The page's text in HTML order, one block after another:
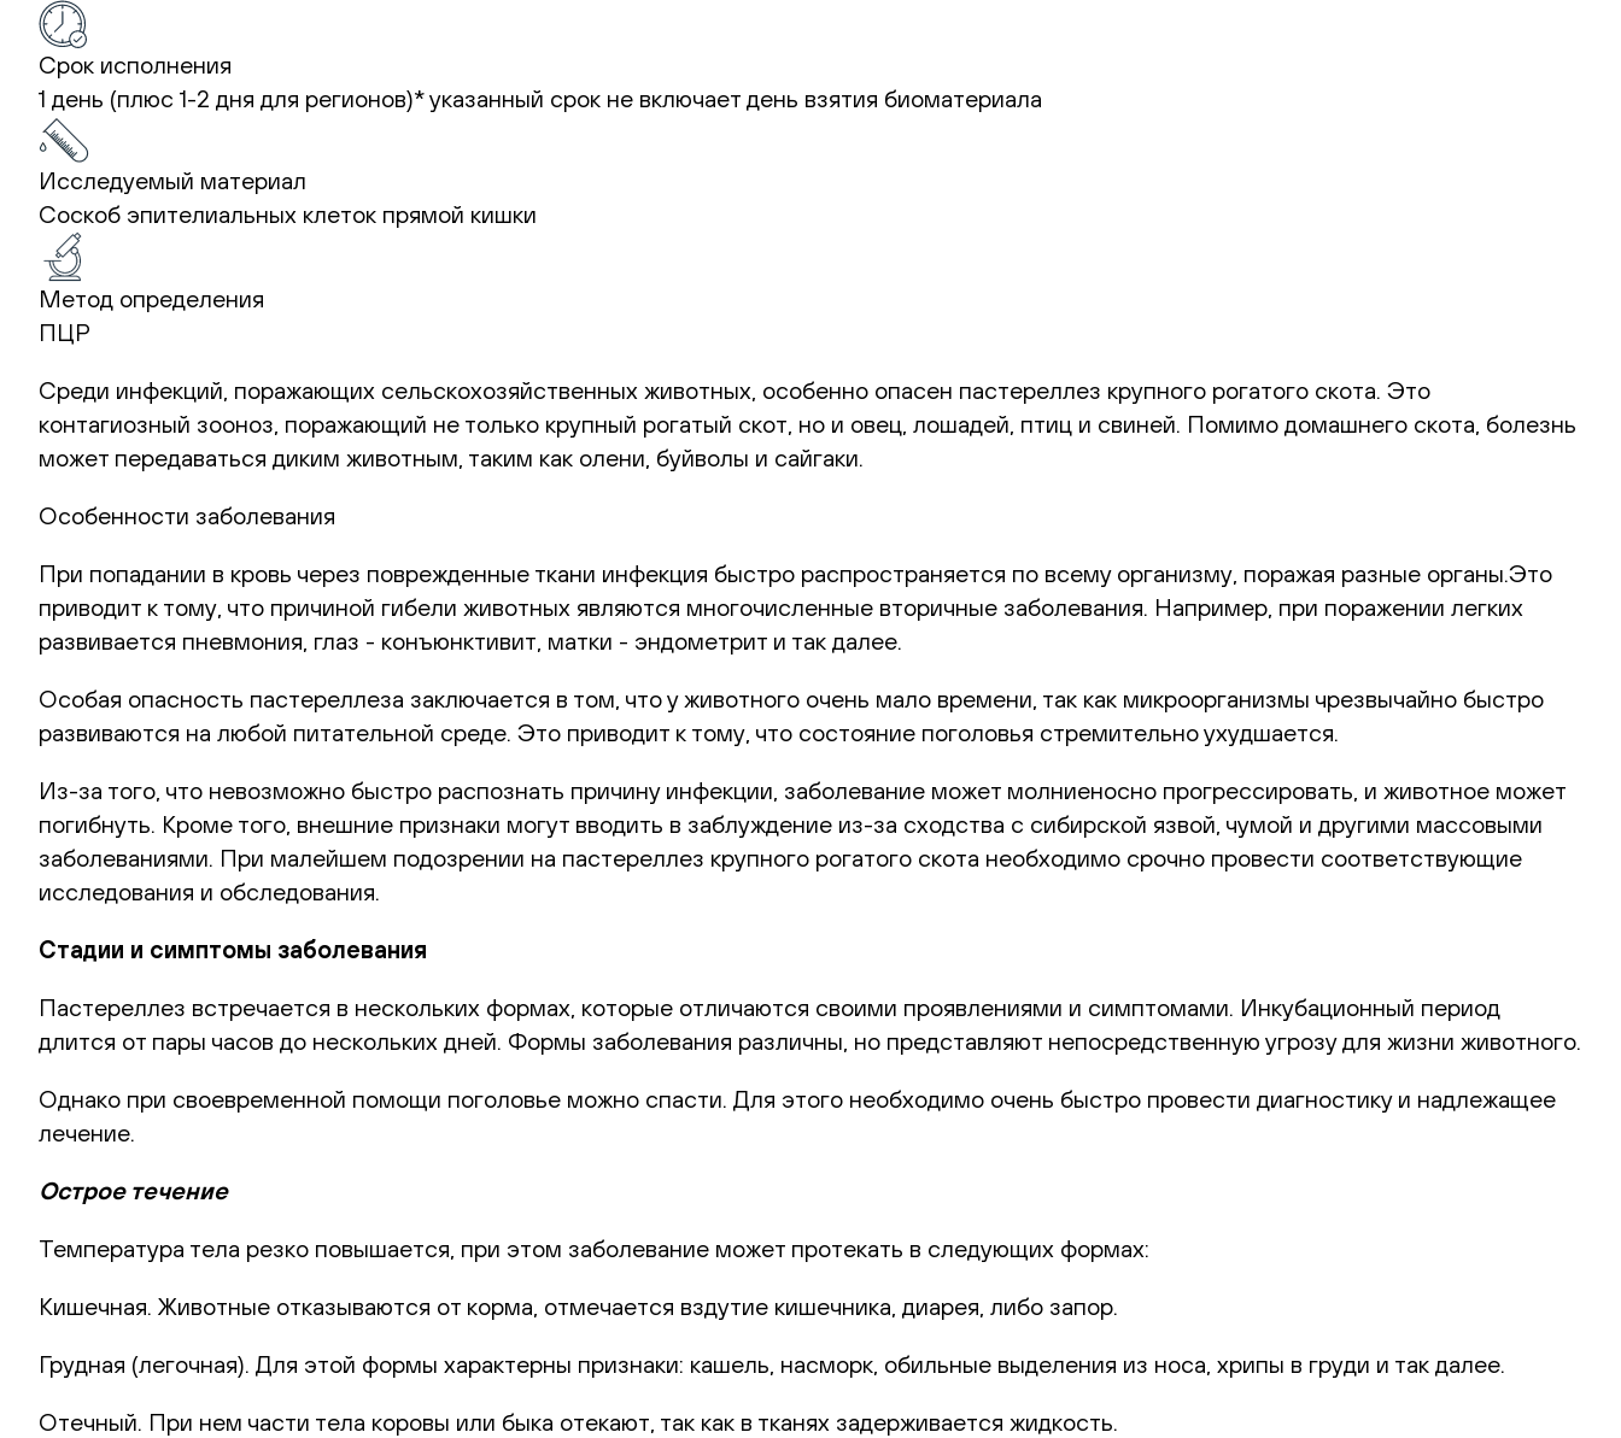
Срок исполнения
1 день (плюс 1-2 дня для регионов)*указанный срок не включает день взятия биоматериала
Исследуемый материал
Соскоб эпителиальных клеток прямой кишки
Метод определения
ПЦР
Среди инфекций, поражающих сельскохозяйственных животных, особенно опасен пастереллез крупного рогатого скота. Это
контагиозный зооноз, поражающий не только крупный рогатый скот, но и овец, лошадей, птиц и свиней. Помимо домашнего скота, болезнь
может передаваться диким животным, таким как олени, буйволы и сайгаки.
Особенности заболевания
При попадании в кровь через поврежденные ткани инфекция быстро распространяется по всему организму, поражая разные органы.Это
приводит к тому, что причиной гибели животных являются многочисленные вторичные заболевания. Например, при поражении легких
развивается пневмония, глаз - конъюнктивит, матки - эндометрит и так далее.
Особая опасность пастереллеза заключается в том, что у животного очень мало времени, так как микроорганизмы чрезвычайно быстро
развиваются на любой питательной среде. Это приводит к тому, что состояние поголовья стремительно ухудшается.
Из-за того, что невозможно быстро распознать причину инфекции, заболевание может молниеносно прогрессировать, и животное может
погибнуть. Кроме того, внешние признаки могут вводить в заблуждение из-за сходства с сибирской язвой, чумой и другими массовыми
заболеваниями. При малейшем подозрении на пастереллез крупного рогатого скота необходимо срочно провести соответствующие
исследования и обследования.
Стадии и симптомы заболевания
Пастереллез встречается в нескольких формах, которые отличаются своими проявлениями и симптомами. Инкубационный период
длится от пары часов до нескольких дней. Формы заболевания различны, но представляют непосредственную угрозу для жизни животного.
Однако при своевременной помощи поголовье можно спасти. Для этого необходимо очень быстро провести диагностику и надлежащее
лечение.
Острое течение
Температура тела резко повышается, при этом заболевание может протекать в следующих формах:
Кишечная. Животные отказываются от корма, отмечается вздутие кишечника, диарея, либо запор.
Грудная (легочная). Для этой формы характерны признаки: кашель, насморк, обильные выделения из носа, хрипы в груди и так далее.
Отечный. При нем части тела коровы или быка отекают, так как в тканях задерживается жидкость.